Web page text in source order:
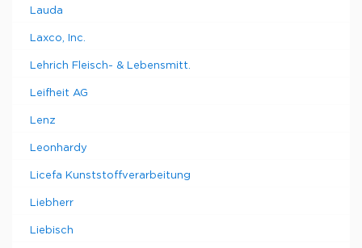
Lauda
Laxco, Inc.
Lehrich Fleisch- & Lebensmitt.
Leifheit AG
Lenz
Leonhardy
Licefa Kunststoffverarbeitung
Liebherr
Liebisch